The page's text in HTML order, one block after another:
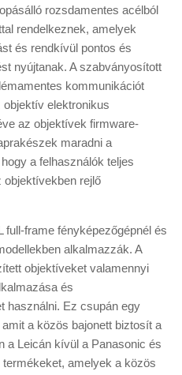
rozsdamentes acélból
rendelkeznek, amelyek
és rendkívül pontos és
nyújtanak. A szabványosított
kommunikációt
elektronikus
az objektívek firmware-
maradni a
a felhasználók teljes
rejlő
full-frame fényképezőgépnél és
alkalmazzák. A
objektíveket valamennyi
és
használni. Ez csupán egy
a közös bajonett biztosít a
a Leicán kívül a Panasonic és
amelyek a közös